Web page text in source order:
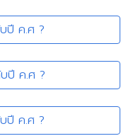
ปี ค.ศ ?
ปี ค.ศ ?
ปี ค.ศ ?